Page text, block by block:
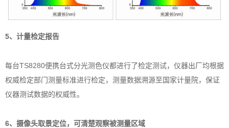
5、计量检定报告
每台TS8280便携台式分光测色仪都进行了检定测试，仪器出厂均根据
权威检定部门测量标准进行检定，测量数据溯源至国家计量院，保证
仪器测试数据的权威性。
6、摄像头取景定位，可清楚观察被测量区域